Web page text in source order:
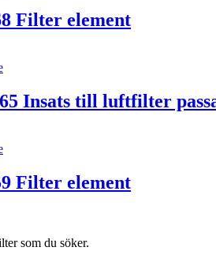
Filter element
Insats till luftfilter
Filter element
som du söker.